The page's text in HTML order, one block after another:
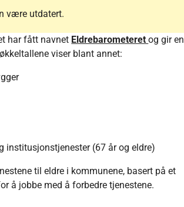
være utdatert.
har fått navnet Eldrebarometeretog gir en
viser blant annet:
institusjonstjenester (67 år og eldre)
til eldre i kommunene, basert på et
å jobbe med å forbedre tjenestene.